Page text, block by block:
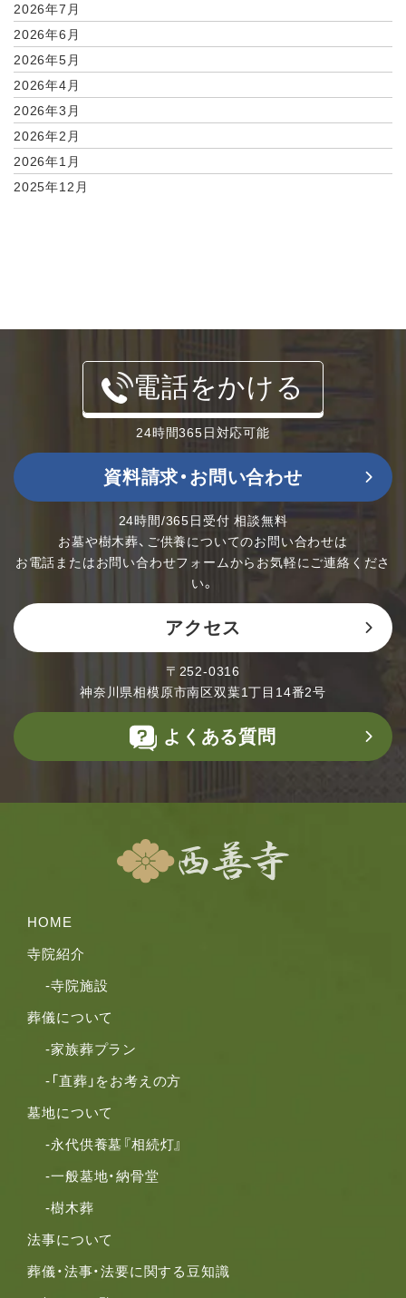
2026年7月
2026年6月
2026年5月
2026年4月
2026年3月
2026年2月
2026年1月
2025年12月
電話をかける
24時間365日対応可能
資料請求・お問い合わせ
24時間/365日受付 相談無料
お墓や樹木葬、ご供養についてのお問い合わせは
お電話またはお問い合わせフォームからお気軽にご連絡くださ
い。
アクセス
〒252-0316
神奈川県相模原市南区双葉1丁目14番2号
よくある質問
HOME
寺院紹介
-寺院施設
葬儀について
-家族葬プラン
-「直葬」をお考えの⽅
墓地について
-永代供養墓『相続灯』
-一般墓地・納骨堂
-樹木葬
法事について
葬儀・法事・法要に関する豆知識